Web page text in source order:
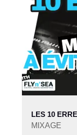
LES 10
MIXAGE